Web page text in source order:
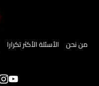
من نحن الأسئلة الأكثر تكرارا